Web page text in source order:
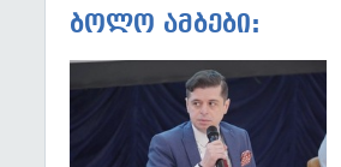
ბოლო ამბები: